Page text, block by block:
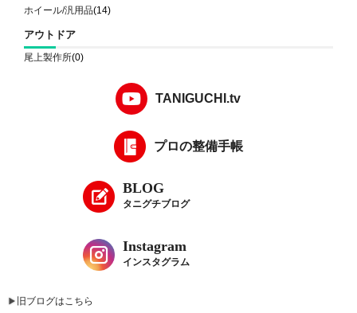
ホイール/汎用品(14)
アウトドア
尾上製作所(0)
TANIGUCHI.tv
プロの整備手帳
BLOG
タニグチブログ
Instagram
インスタグラム
旧ブログはこちら